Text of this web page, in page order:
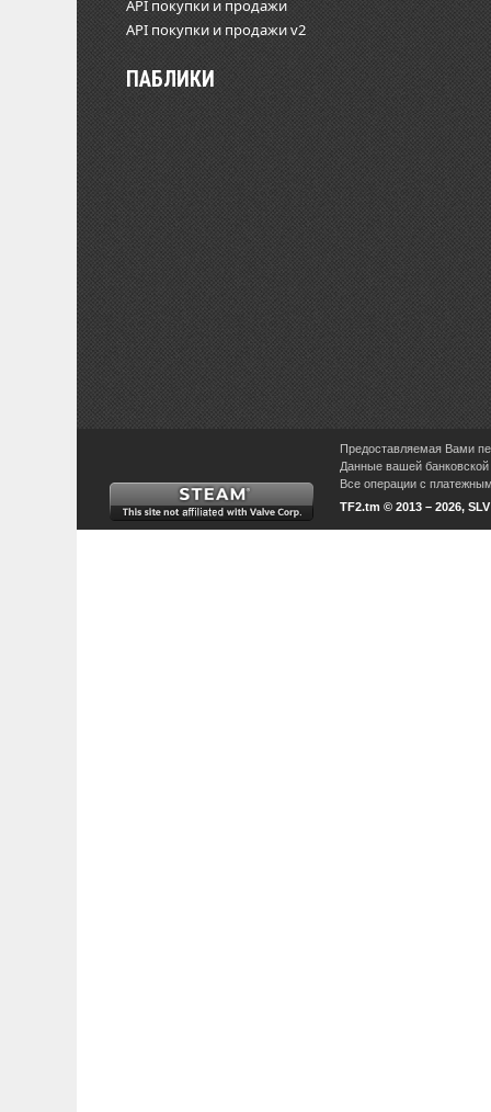
API покупки и продажи
API покупки и продажи v2
ПАБЛИКИ
Предоставляемая Вами
Данные вашей
Все операции с
TF2.tm © 2013 – 2026,